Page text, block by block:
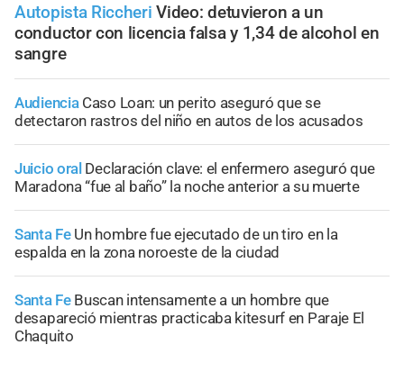
Autopista Riccheri Video: detuvieron a un
conductor con licencia falsa y 1,34 de alcohol en
sangre
Audiencia Caso Loan: un perito aseguró que se
detectaron rastros del niño en autos de los acusados
Juicio oral Declaración clave: el enfermero aseguró que
Maradona “fue al baño” la noche anterior a su muerte
Santa Fe Un hombre fue ejecutado de un tiro en la
espalda en la zona noroeste de la ciudad
Santa Fe Buscan intensamente a un hombre que
desapareció mientras practicaba kitesurf en Paraje El
Chaquito